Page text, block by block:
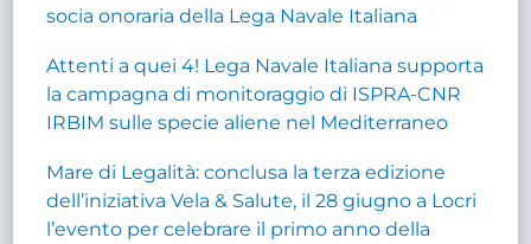
socia onoraria della Lega Navale Italiana
Attenti a quei 4! Lega Navale Italiana supporta
la campagna di monitoraggio di ISPRA-CNR
IRBIM sulle specie aliene nel Mediterraneo
Mare di Legalità: conclusa la terza edizione
dell’iniziativa Vela & Salute, il 28 giugno a Locri
l’evento per celebrare il primo anno della